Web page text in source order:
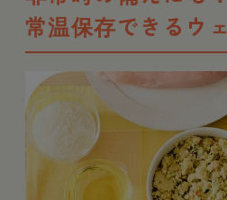
常温保存できるウ